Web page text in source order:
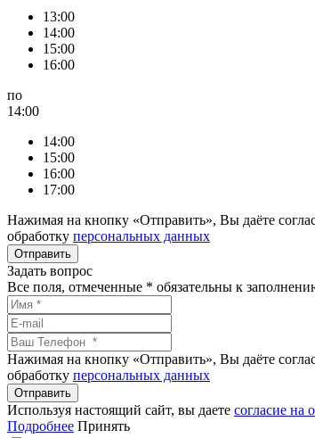
13:00
14:00
15:00
16:00
по
14:00
14:00
15:00
16:00
17:00
Нажимая на кнопку «Отправить», Вы даёте
обработку персональных данных
Задать вопрос
Все поля, отмеченные * обязательны к
Нажимая на кнопку «Отправить», Вы даёте
обработку персональных данных
Используя настоящий сайт, вы даете согласие на
Подробнее Принять